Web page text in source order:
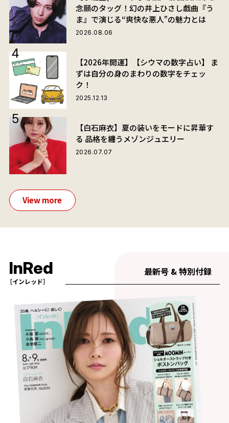
念願のタッグ！幻の井上ひさし戯曲『う
ま』で演じる“爽快な悪人”の魅力とは
2026.08.06
【2026年開運】【シウマの数字占い】 ま
ずは自分の身のまわりの数字をチェッ
ク！
2025.12.13
【白石麻衣】夏の装いをモードに昇華す
る 品格を纏うメゾンジュエリー
2026.07.07
View more
InRed
［インレッド］
最新号 & 特別付録